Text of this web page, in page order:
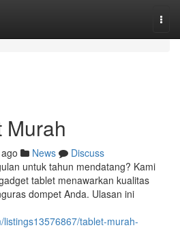
Murah
News
Discuss
untuk tahun mendatang? Kami
tablet menawarkan kualitas
dompet Anda. Ulasan ini
tablet-murah-